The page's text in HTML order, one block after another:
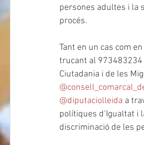
persones adultes i la
procés.
Tant en un cas com
trucant al 973483234
Ciutadania i de les
@diputaciolleida a
polítiques d’Igualtat i
discriminació de les